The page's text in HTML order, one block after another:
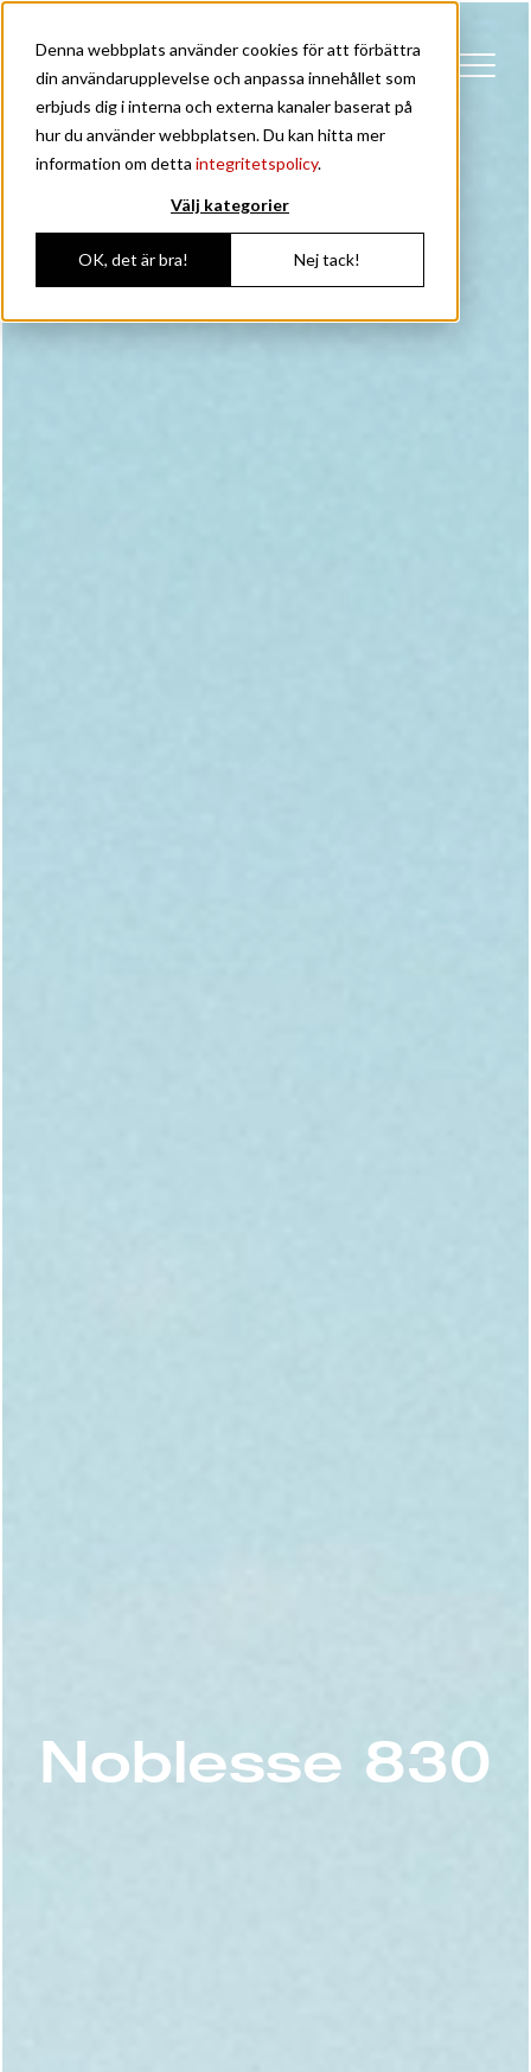
Denna webbplats använder cookies för att förbättra
din användarupplevelse och anpassa innehållet som
erbjuds dig i interna och externa kanaler baserat på
hur du använder webbplatsen. Du kan hitta mer
information om detta integritetspolicy.
Välj kategorier
OK, det är bra! Nej tack!
Noblesse 830